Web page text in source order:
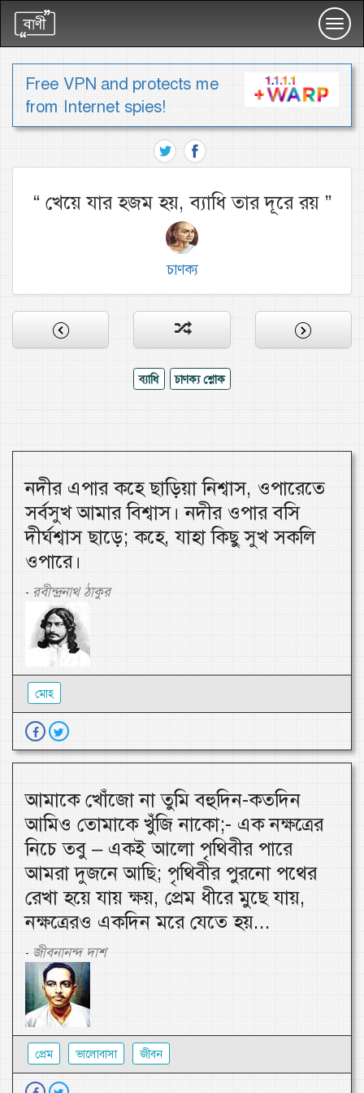
Free VPN and protects me
from Internet spies!
“ খেয়ে যার হজম হয়, ব্যাধি তার দূরে রয়”
চাণক্য
ব্যাধি চাণক্য শ্লোক
নদীর এপার কহে ছাড়িয়া নিশ্বাস, ওপারেতে
সর্বসুখ আমার বিশ্বাস। নদীর ওপার বসি
দীর্ঘশ্বাস ছাড়ে; কহে, যাহা কিছু সুখ সকলি
ওপারে।
- রবীন্দ্রনাথ ঠাকুর
মোহ
আমাকে খোঁজো না তুমি বহুদিন-কতদিন
আমিও তোমাকে খুঁজি নাকো;- এক নক্ষত্রের
নিচে তবু – একই আলো পৃথিবীর পারে
আমরা দুজনে আছি; পৃথিবীর পুরনো পথের
রেখা হয়ে যায় ক্ষয়, প্রেম ধীরে মুছে যায়,
নক্ষত্রেরও একদিন মরে যেতে হয়...
- জীবনানন্দ দাশ
প্রেম ভালোবাসা জীবন